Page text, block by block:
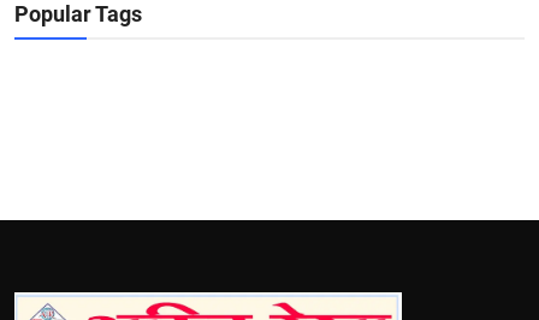
Popular Tags